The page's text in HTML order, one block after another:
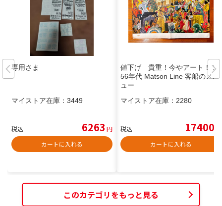
専用さま
マイストア在庫： 3449
税込 6263 円
カートに入れる
値下げ 貴重！今やアート！ 19
56年代 Matson Line 客船のメニ
ュー
マイストア在庫： 2280
税込 17400
カートに入れる
このカテゴリをもっと見る